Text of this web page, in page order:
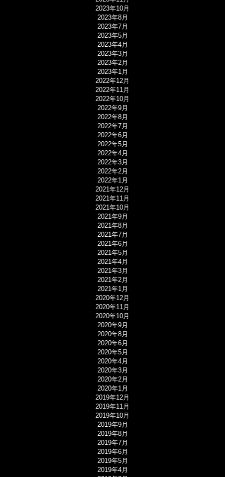
2023年10月
2023年8月
2023年7月
2023年5月
2023年4月
2023年3月
2023年2月
2023年1月
2022年12月
2022年11月
2022年10月
2022年9月
2022年8月
2022年7月
2022年6月
2022年5月
2022年4月
2022年3月
2022年2月
2022年1月
2021年12月
2021年11月
2021年10月
2021年9月
2021年8月
2021年7月
2021年6月
2021年5月
2021年4月
2021年3月
2021年2月
2021年1月
2020年12月
2020年11月
2020年10月
2020年9月
2020年8月
2020年6月
2020年5月
2020年4月
2020年3月
2020年2月
2020年1月
2019年12月
2019年11月
2019年10月
2019年9月
2019年8月
2019年7月
2019年6月
2019年5月
2019年4月